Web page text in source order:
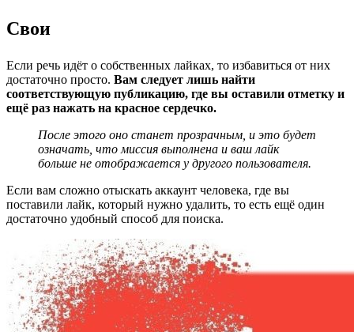
Свои
Если речь идёт о собственных лайках, то избавиться от них
достаточно просто. Вам следует лишь найти
соответствующую публикацию, где вы оставили отметку и
ещё раз нажать на красное сердечко.
После этого оно станет прозрачным, и это будет
означать, что миссия выполнена и ваш лайк
больше не отображается у другого пользователя.
Если вам сложно отыскать аккаунт человека, где вы
поставили лайк, который нужно удалить, то есть ещё один
достаточно удобный способ для поиска.